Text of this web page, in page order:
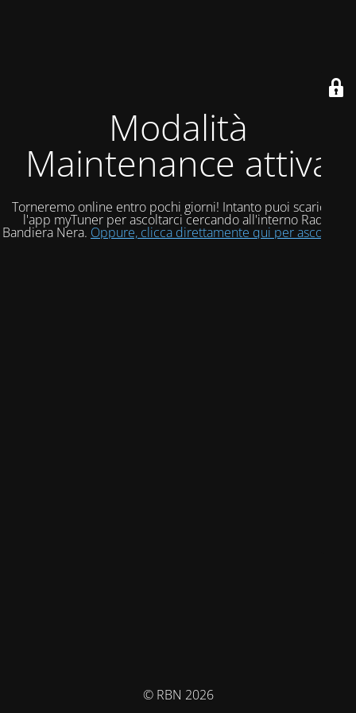
Modalità
Maintenance attiva
Torneremo online entro pochi giorni! Intanto puoi scaricare
l'app myTuner per ascoltarci cercando all'interno Radio
Bandiera Nera. Oppure, clicca direttamente qui per ascoltarci!
© RBN 2026